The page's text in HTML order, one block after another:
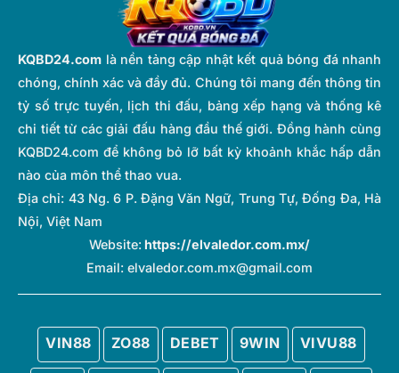
KQBD24.com là nền tảng cập nhật kết quả bóng đá nhanh
chóng, chính xác và đầy đủ. Chúng tôi mang đến thông tin
tỷ số trực tuyến, lịch thi đấu, bảng xếp hạng và thống kê
chi tiết từ các giải đấu hàng đầu thế giới. Đồng hành cùng
KQBD24.com để không bỏ lỡ bất kỳ khoảnh khắc hấp dẫn
nào của môn thể thao vua.
Địa chỉ: 43 Ng. 6 P. Đặng Văn Ngữ, Trung Tự, Đống Đa, Hà
Nội, Việt Nam
Website:https://elvaledor.com.mx/
Email: elvaledor.com.mx@gmail.com
VIN88 ZO88 DEBET 9WIN VIVU88